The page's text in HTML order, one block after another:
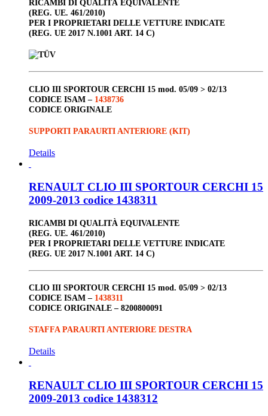
RICAMBI DI QUALITÀ EQUIVALENTE
(REG. UE. 461/2010)
PER I PROPRIETARI DELLE VETTURE INDICATE
(REG. UE 2017 N.1001 ART. 14 C)
CLIO III SPORTOUR CERCHI 15 mod. 05/09 > 02/13
CODICE ISAM – 1438736
CODICE ORIGINALE
SUPPORTI PARAURTI ANTERIORE (KIT)
Details
RENAULT CLIO III SPORTOUR CERCHI 15
2009-2013 codice 1438311
RICAMBI DI QUALITÀ EQUIVALENTE
(REG. UE. 461/2010)
PER I PROPRIETARI DELLE VETTURE INDICATE
(REG. UE 2017 N.1001 ART. 14 C)
CLIO III SPORTOUR CERCHI 15 mod. 05/09 > 02/13
CODICE ISAM – 1438311
CODICE ORIGINALE – 8200800091
STAFFA PARAURTI ANTERIORE DESTRA
Details
RENAULT CLIO III SPORTOUR CERCHI 15
2009-2013 codice 1438312